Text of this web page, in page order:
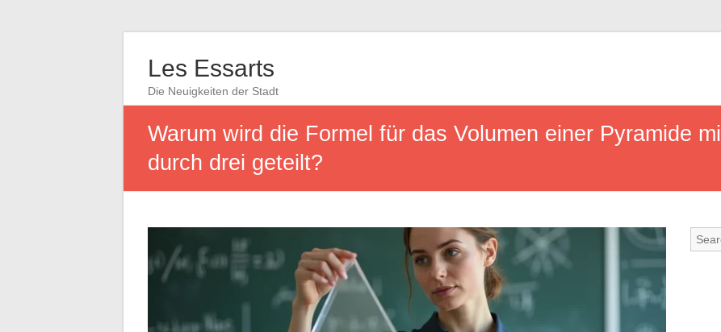
Les Essarts
Die Neuigkeiten der Stadt
Warum wird die Formel für das Volumen einer Pyramide
durch drei geteilt?